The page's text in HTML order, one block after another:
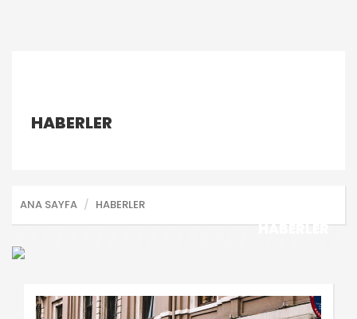
HABERLER
ANA SAYFA HABERLER
HABERLER